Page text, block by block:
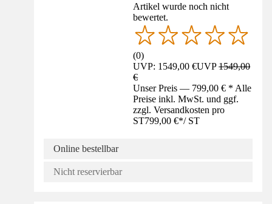
Artikel wurde noch nicht
bewertet.
(0)
UVP: 1549,00 €UVP1549,00
€
Unser Preis — 799,00 € * Alle
Preise inkl. MwSt. und ggf.
zzgl. Versandkosten pro
ST799,00 €*/ ST
Online bestellbar
Nicht reservierbar